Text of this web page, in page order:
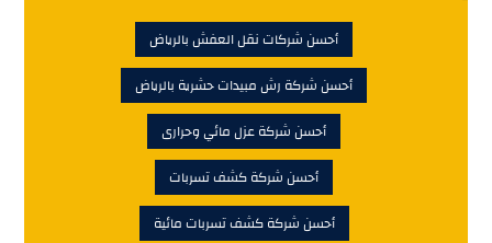
أحسن شركات نقل العفش بالرياض
أحسن شركة رش مبيدات حشرية بالرياض
أحسن شركة عزل مائي وحرارى
أحسن شركة كشف تسربات
أحسن شركة كشف تسربات مائية